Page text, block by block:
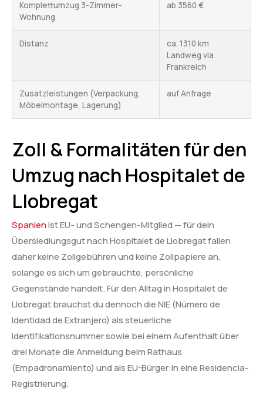
Komplettumzug 3-Zimmer-
Wohnung
ab 3560 €
Distanz
ca. 1310 km
Landweg via
Frankreich
Zusatzleistungen (Verpackung,
Möbelmontage, Lagerung)
auf Anfrage
Zoll & Formalitäten für den
Umzug nach Hospitalet de
Llobregat
Spanienist EU- und Schengen-Mitglied — für dein
Übersiedlungsgut nach Hospitalet de Llobregat fallen
daher keine Zollgebühren und keine Zollpapiere an,
solange es sich um gebrauchte, persönliche
Gegenstände handelt. Für den Alltag in Hospitalet de
Llobregat brauchst du dennoch die NIE (Número de
Identidad de Extranjero) als steuerliche
Identifikationsnummer sowie bei einem Aufenthalt über
drei Monate die Anmeldung beim Rathaus
(Empadronamiento) und als EU-Bürger:in eine Residencia-
Registrierung.